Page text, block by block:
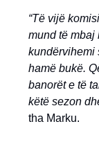
“Të vijë
mund të
kundërvihemi
hamë bukë.
banorët e të
këtë sezon
tha Marku.